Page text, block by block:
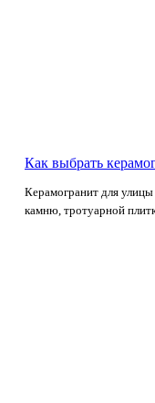
Как выбрать
Керамогранит для
камню, тротуарной